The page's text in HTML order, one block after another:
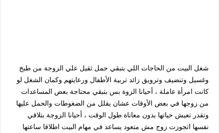
شغل البيت من الحاجات اللي بتبقي حمل ثقيل علي الزوجة من طبخ
وغسيل وتنضيف وترويق زائد تربية الأطفال ورعايتهم وكمان الشغل لو
كانت امرأة عاملة ، أحيانا الزوة بس بتبقي محتاجة بعض المساعدات
من زوجها في بعض الأوقات عشان يقلل من الضغوطات والحمل عليها
وتقدر تعيش حياتها بدون معاناة طول الوقت ، أحيانا الزوجة بتلاقي
نفسها اتجوزت زوج مش متعود يساعد في مهام البيت اطلاقا ساعتها